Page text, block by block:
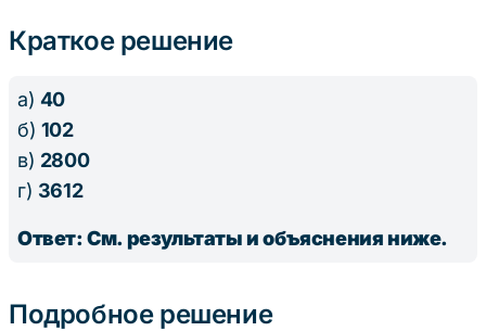
Краткое решение
а) 40
б) 102
в) 2800
г) 3612
Ответ: См. результаты и объяснения ниже.
Подробное решение